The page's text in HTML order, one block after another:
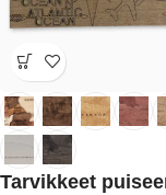
Tarvikkeet